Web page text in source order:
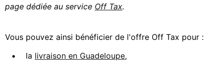
page dédiée au service Off Tax.
Vous pouvez ainsi bénéficier de l'offre Off Tax pour :
la livraison en Guadeloupe,